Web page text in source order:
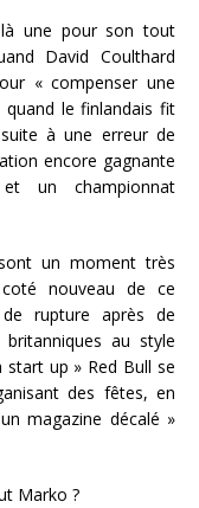
une pour son tout
David Coulthard
« compenser une
le finlandais fit
à une erreur de
encore gagnante
un championnat
un moment très
nouveau de ce
rupture après de
au style
start up » Red Bull se
des fêtes, en
magazine décalé »
Marko ?